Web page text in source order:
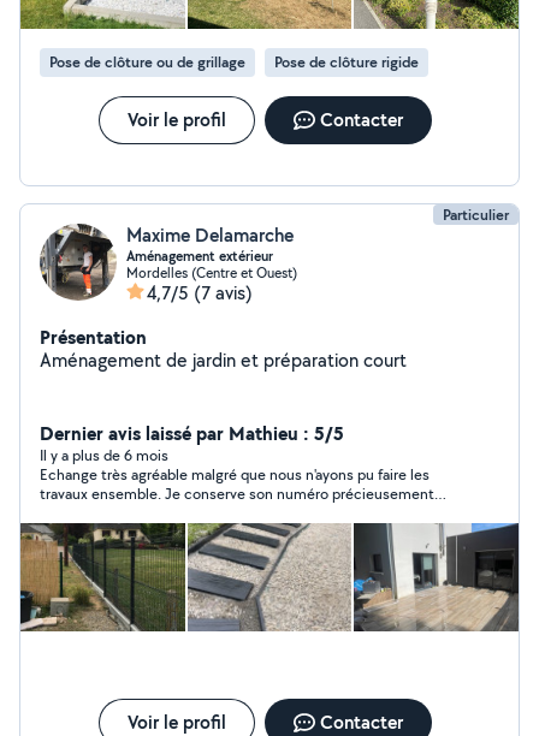
Pose de clôture ou de grillage Pose de clôture rigide
Voir le profil Contacter
Particulier
Maxime Delamarche
Aménagement extérieur
Mordelles (Centre et Ouest)
4,7/5 (7 avis)
Présentation
Aménagement de jardin et préparation court
Dernier avis laissé par Mathieu : 5/5
Il y a plus de 6 mois
Echange très agréable malgré que nous n'ayons pu faire les
travaux ensemble. Je conserve son numéro précieusement
Voir le profil Contacter